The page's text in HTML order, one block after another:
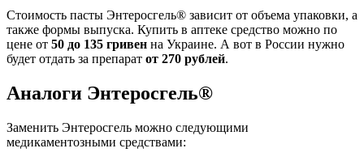
Стоимость пасты Энтеросгель® зависит от объема упаковки, а
также формы выпуска. Купить в аптеке средство можно по
цене от 50 до 135 гривен на Украине. А вот в России нужно
будет отдать за препарат от 270 рублей.
Аналоги Энтеросгель®
Заменить Энтеросгель можно следующими
медикаментозными средствами: